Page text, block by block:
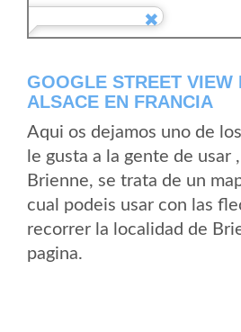
GOOGLE STREET VIEW
ALSACE EN FRANCIA
Aqui os dejamos uno de
le gusta a la gente de usar
Brienne, se trata de un
cual podeis usar con las
recorrer la localidad de
pagina.